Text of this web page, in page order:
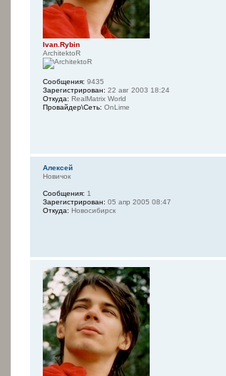
Ivan.Rybin
ArchitektoR
Сообщения: 9435
Зарегистрирован: 22 авг 2003 18:24
Откуда: RealMatrix World
Провайдер\Сеть: OnLime
Алексей
Новичок
Сообщения: 1
Зарегистрирован: 05 апр 2005 08:47
Откуда: Новосибирск